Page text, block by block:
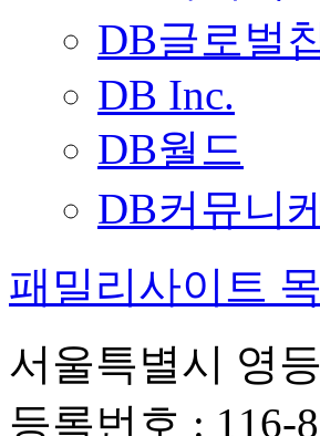
DB글로벌
DB Inc.
DB월드
DB커뮤니
패밀리사이트
서울특별시 영
등록번호 : 116-